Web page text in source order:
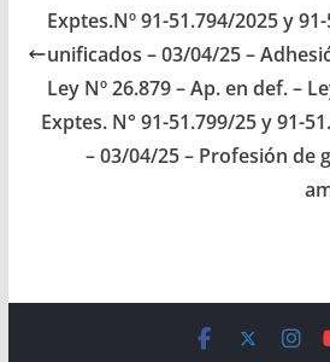
Expte. Nº 90-
30.063/2021
acumulados, a la
Comisión de
Legislación General,
del…
Exptes.Nº 91-51.794/2025 y
unificados – 03/04/25 –
Ley Nº 26.879 – Ap. en def. –
Exptes. N° 91-51.799/25 y 91-
– 03/04/25 – Profesión de